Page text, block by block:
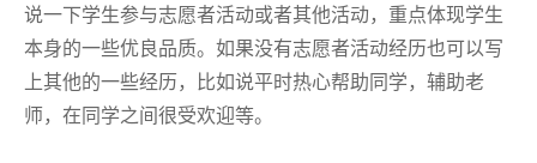
说一下学生参与志愿者活动或者其他活动，重点体现学生
本身的一些优良品质。如果没有志愿者活动经历也可以写
上其他的一些经历，比如说平时热心帮助同学，辅助老
师，在同学之间很受欢迎等。